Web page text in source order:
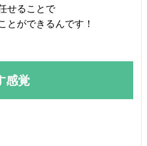
せることで
とができるんです！
感覚